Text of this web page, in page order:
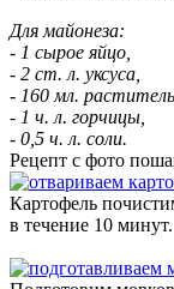
Для майонеза:
- 1 сырое яйцо,
- 2 ст. л. уксуса,
- 160 мл.
- 1 ч. л. горчицы,
- 0,5 ч. л. соли.
Рецепт с фото
Картофель
в течение 10 минут.